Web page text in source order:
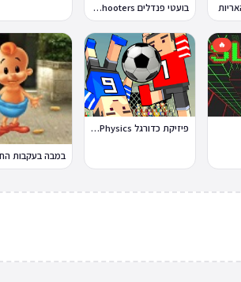
בועטי פנדלים Penalty Shooters
🔥
פיזיקת כדורגל Soccer Physics